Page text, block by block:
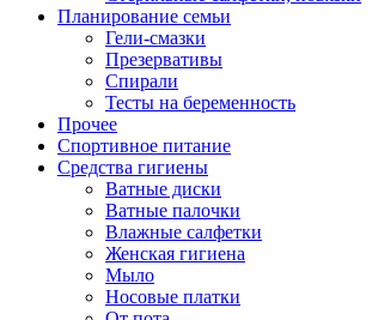
Планирование семьи
Гели-смазки
Презервативы
Спирали
Тесты на беременность
Прочее
Спортивное питание
Средства гигиены
Ватные диски
Ватные палочки
Влажные салфетки
Женская гигиена
Мыло
Носовые платки